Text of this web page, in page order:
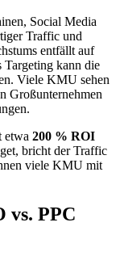
Social Media
Traffic und
entfällt auf
Targeting kann die
Viele KMU sehen
Großunternehmen
etwa 200 % ROI
bricht der Traffic
viele KMU mit
vs. PPC